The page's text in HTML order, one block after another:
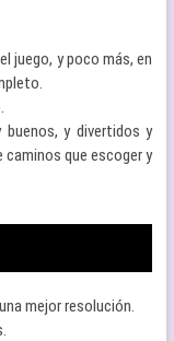
juego, y poco más, en
buenos, y divertidos y
caminos que escoger y
mejor resolución.